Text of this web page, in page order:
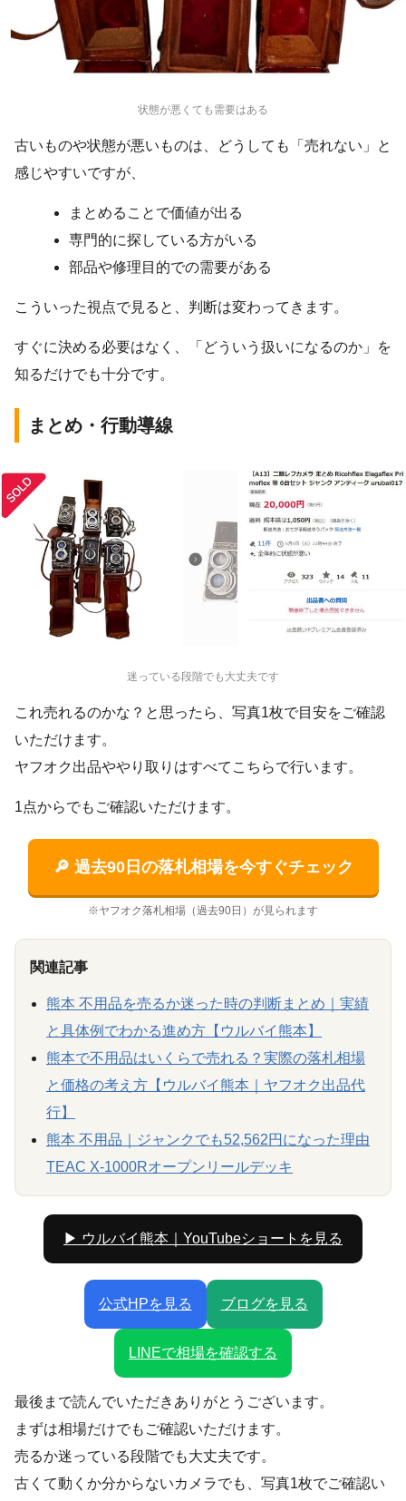
状態が悪くても需要はある
古いものや状態が悪いものは、どうしても「売れない」と
感じやすいですが、
まとめることで価値が出る
専門的に探している方がいる
部品や修理目的での需要がある
こういった視点で見ると、判断は変わってきます。
すぐに決める必要はなく、「どういう扱いになるのか」を
知るだけでも十分です。
まとめ・行動導線
迷っている段階でも大丈夫です
これ売れるのかな？と思ったら、写真1枚で目安をご確認
いただけます。
ヤフオク出品ややり取りはすべてこちらで行います。
1点からでもご確認いただけます。
🔎 過去90日の落札相場を今すぐチェック
※ヤフオク落札相場（過去90日）が見られます
関連記事
熊本 不用品を売るか迷った時の判断まとめ｜実績
と具体例でわかる進め方【ウルバイ熊本】
熊本で不用品はいくらで売れる？実際の落札相場
と価格の考え方【ウルバイ熊本｜ヤフオク出品代
行】
熊本 不用品｜ジャンクでも52,562円になった理由
TEAC X-1000Rオープンリールデッキ
▶ ウルバイ熊本｜YouTubeショートを見る
公式HPを見る ブログを見る
LINEで相場を確認する
最後まで読んでいただきありがとうございます。
まずは相場だけでもご確認いただけます。
売るか迷っている段階でも大丈夫です。
古くて動くか分からないカメラでも、写真1枚でご確認い